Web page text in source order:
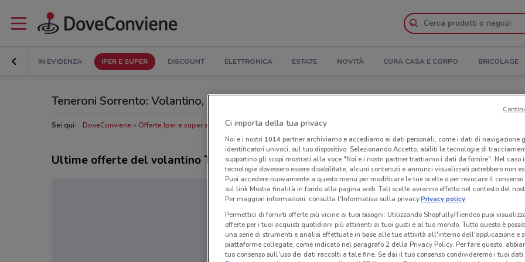
IN EVIDENZA IPER E SUPER DISCOUNT ELETTRONICA ESTATE NOVITÀ CURA CASA E CORPO BRICOLAGE
Teneroni Sorrento: Volantino, Orari di apertura e Indirizzi
Sei qui: DoveConviene Offerte Iper e super a Sorrento Negozi Teneroni a Sorrento
Ultime offerte del volantino Teneroni
Ci importa della tua privacy
Noi e i nostri 1014partner archiviamo e accediamo ai dati personali, come i dati di navigazione
identificatori univoci, sul tuo dispositivo. Selezionando Accetto, abiliti le tecnologie di
supportino gli scopi mostrati alla voce "Noi e i nostri partner trattiamo i dati da fornire". Nel caso
tecnologie dovessero essere disabilitate, alcuni contenuti e annunci visualizzati potrebbero non
Puoi accedere nuovamente a questo menu per modificare le tue scelte o per revocare il
sul link Mostra finalità in fondo alla pagina web. Tali scelte avranno effetto nel contesto del
Per maggiori informazioni, consulta l'Informativa sulla privacy.Privacy policy
Permettici di fornirti offerte più vicine ai tuoi bisogni: Utilizzando Shopfully/Tiendeo puoi
offerte per i tuoi acquisti quotidiani più attinenti ai tuoi gusti e al tuo mondo. Tutto questo è
una serie di strumenti e analisi effettuate in base alle tue attività all'interno dell'applicazione e
piattaforme collegate, come indicato nel paragrafo 2 della Privacy Policy. Per fare questo,
tuo consenso sull'uso dei dati raccolti a tale fine. Se dai il tuo consenso condivideremo i tuoi dati